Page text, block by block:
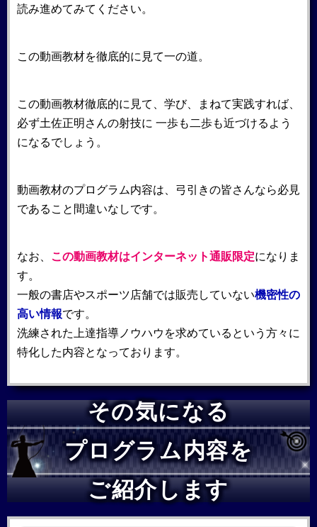
読み進めてみてください。
この動画教材を徹底的に見て一の道。
この動画教材徹底的に見て、学び、まねて実践すれば、
必ず土佐正明さんの射技に 一歩も二歩も近づけるよう
になるでしょう。
動画教材のプログラム内容は、弓引きの皆さんなら必見
であること間違いなしです。
なお、 この動画教材はインターネット通販限定になりま
す。
一般の書店やスポーツ店舗では販売していない機密性の
高い情報です。
洗練された上達指導ノウハウを求めているという方々に
特化した内容となっております。
その気になる
プログラム内容を
ご紹介します